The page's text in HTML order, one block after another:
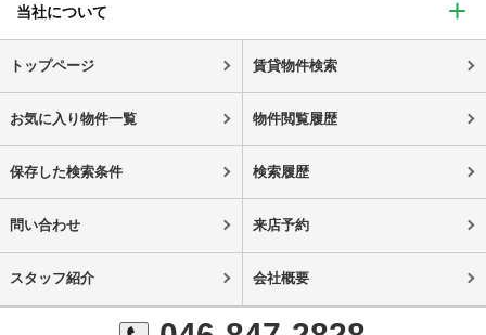
当社について
トップページ 賃貸物件検索
お気に入り物件一覧 物件閲覧履歴
保存した検索条件 検索履歴
問い合わせ 来店予約
スタッフ紹介 会社概要